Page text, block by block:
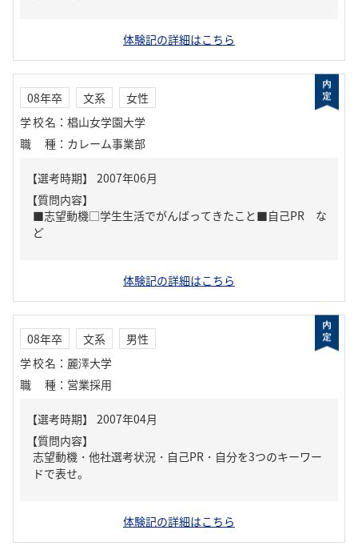
体験記の詳細はこちら
08年卒 文系
女性
学校名 ： 椙山女学園大学
職種 ： カレーム事業部
【質問内容】
■志望動機□学生生活でがんばってきたこと■自己PR な
ど
体験記の詳細はこちら
08年卒 文系
男性
学校名 ： 麗澤大学
職種 ： 営業採用
【質問内容】
志望動機・他社選考状況・自己PR・自分を3つのキーワー
ドで表せ。
体験記の詳細はこちら